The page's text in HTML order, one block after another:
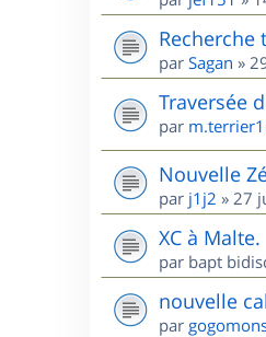
Recherche
par Sagan »
Traversée
par
Nouvelle
par j1j2 » 27
XC à Malte.
par bapt
nouvelle
par